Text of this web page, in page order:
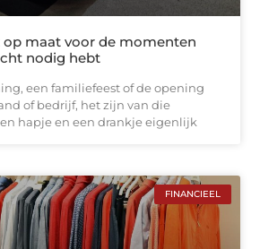
maat voor de momenten
nodig hebt
een familiefeest of de opening
of bedrijf, het zijn van die
hapje en een drankje eigenlijk
FINANCIEEL